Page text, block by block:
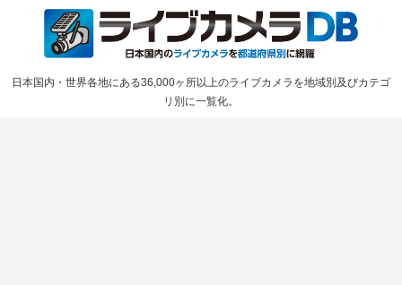
日本国内・世界各地にある36,000ヶ所以上のライブカメラを地域別及びカテゴ
リ別に一覧化。